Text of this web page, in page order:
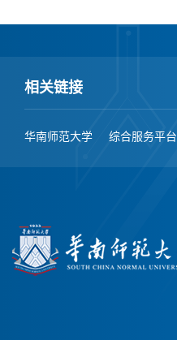
相关链接
华南师范大学 综合服务平台